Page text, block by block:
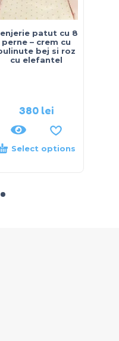
patut cu 8
perne – crem cu
bej si roz
cu elefantel
380 lei
Select options